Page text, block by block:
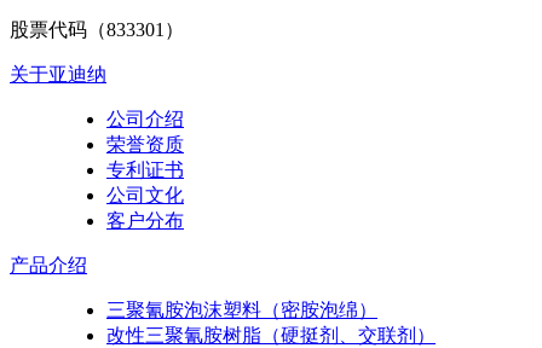
股票代码（833301）
关于亚迪纳
公司介绍
荣誉资质
专利证书
公司文化
客户分布
产品介绍
三聚氰胺泡沫塑料（密胺泡绵）
改性三聚氰胺树脂（硬挺剂、交联剂）